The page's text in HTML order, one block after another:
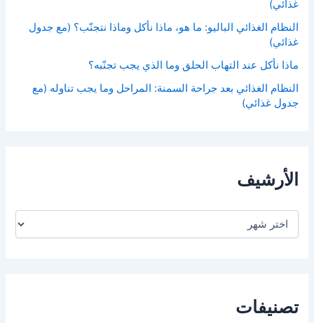
غذائي)
النظام الغذائي الباليو: ما هو، ماذا نأكل وماذا نتجنّب؟ (مع جدول
غذائي)
ماذا نأكل عند التهاب الحلق وما الذي يجب تجنّبه؟
النظام الغذائي بعد جراحة السمنة: المراحل وما يجب تناوله (مع
جدول غذائي)
الأرشيف
تصنيفات